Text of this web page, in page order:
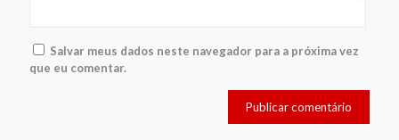
Salvar meus dados neste navegador para a próxima vez
que eu comentar.